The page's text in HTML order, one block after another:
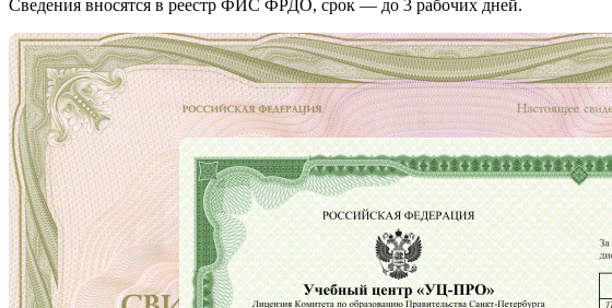
Сведения вносятся в реестр ФИС ФРДО, срок — до 3 рабочих дней.